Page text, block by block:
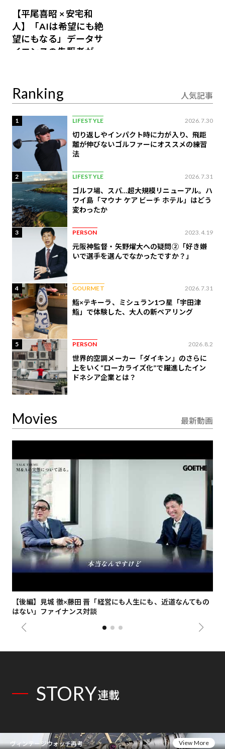
【平尾喜昭 × 安宅和
人】「AIは希望にも絶
望にもなる」データサ
イエンスの先駆者が語
Ranking 人気記事
1 LIFESTYLE 2026.7.30
切り返しやインパクト時に力が入り、飛距
離が伸びないゴルファーにオススメの練習
法
2 LIFESTYLE 2026.7.31
ゴルフ場、スパ…超大規模リニューアル。ハ
ワイ島「マウナ ケア ビーチ ホテル」はどう
変わったか
3 PERSON 2023.4.19
元阪神監督・矢野燿大への疑問②「好き嫌
いで選手を選んでなかったですか？」
4 GOURMET 2026.7.31
鮨×テキーラ、ミシュラン1つ星「宇田津
鮨」で体験した、大人の新ペアリング
5 PERSON 2026.8.2
世界的空調メーカー「ダイキン」のさらに
上をいく“ローカライズ化”で躍進したイン
ドネシア企業とは？
Movies 最新動画
【後編】見城 徹×藤田 晋「経営にも人生にも、近道なんてもの
はない」ファイナンス対談
STORY連載
ヴィンテージウォッチ再考 View More